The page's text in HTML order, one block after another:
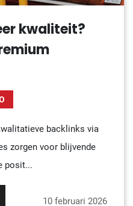
kwaliteit?
backlinks via
zorgen voor blijvende
posit...
10 februari 2026